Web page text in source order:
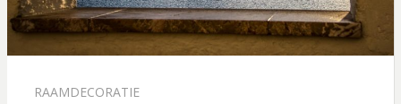
RAAMDECORATIE